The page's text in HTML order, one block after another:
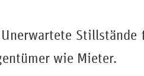
Stillstände
wie Mieter.